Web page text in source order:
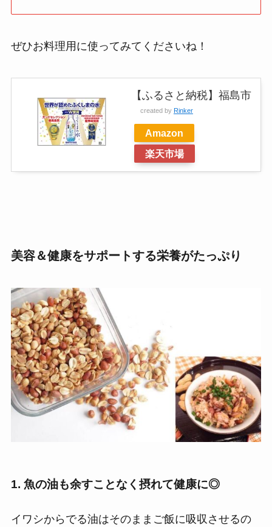
ぜひお料理用に使ってみてくださいね！
【ふるさと納税】福島市
created by Rinker
Amazon
楽天市場
美容＆健康をサポートする栄養がたっぷり
1. 魚の油も余すことなく摂れて健康に◎
イワシからでる油はそのままご飯に吸収させるの